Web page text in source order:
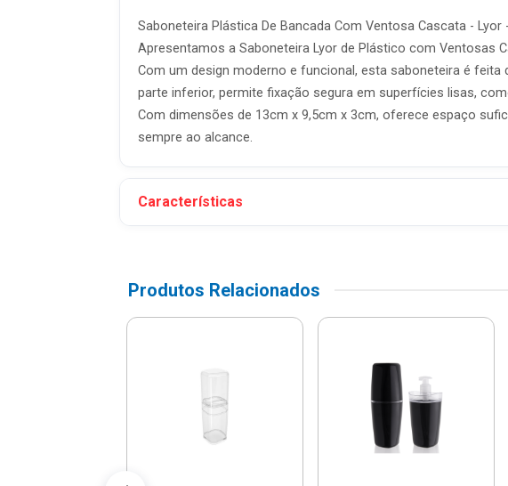
Saboneteira Plástica De Bancada Com Ventosa Cascata - Lyor
Apresentamos a Saboneteira Lyor de Plástico com Ventosas
Com um design moderno e funcional, esta saboneteira é
parte inferior, permite fixação segura em superfícies lisas,
Com dimensões de 13cm x 9,5cm x 3cm, oferece espaço
sempre ao alcance.
Características
Produtos Relacionados